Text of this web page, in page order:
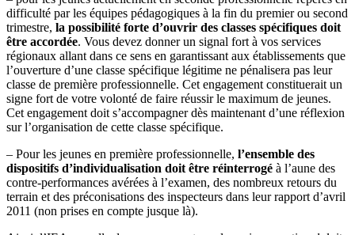
difficulté par les équipes pédagogiques à la fin du premier ou second
trimestre, la possibilité forte d’ouvrir des classes spécifiques doit
être accordée. Vous devez donner un signal fort à vos services
régionaux allant dans ce sens en garantissant aux établissements que
l’ouverture d’une classe spécifique légitime ne pénalisera pas leur
classe de première professionnelle. Cet engagement constituerait un
signe fort de votre volonté de faire réussir le maximum de jeunes.
Cet engagement doit s’accompagner dès maintenant d’une réflexion
sur l’organisation de cette classe spécifique.
– Pour les jeunes en première professionnelle, l’ensemble des
dispositifs d’individualisation doit être réinterrogé à l’aune des
contre-performances avérées à l’examen, des nombreux retours du
terrain et des préconisations des inspecteurs dans leur rapport d’avril
2011 (non prises en compte jusque là).